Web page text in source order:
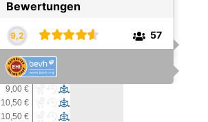
41,89 €
41,89 €
39,98 €
4,95 €
9,00 €
10,50 €
10,50 €